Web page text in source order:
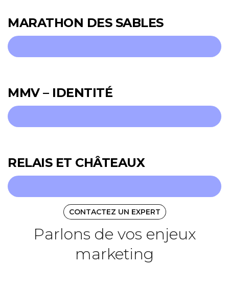
MARATHON DES SABLES
MMV – IDENTITÉ
RELAIS ET CHÂTEAUX
CONTACTEZ UN EXPERT
Parlons de vos enjeux
marketing